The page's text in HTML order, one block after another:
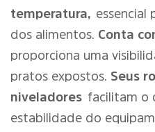
temperatura, essencial
dos alimentos. Conta
proporciona uma
pratos expostos. Seus
niveladores facilitam o
estabilidade do